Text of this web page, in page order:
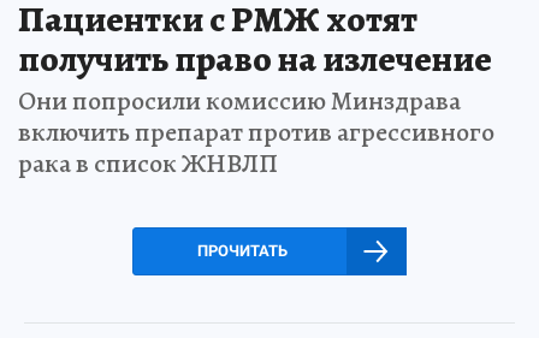
Пациентки с РМЖ хотят
получить право на излечение
Они попросили комиссию Минздрава
включить препарат против агрессивного
рака в список ЖНВЛП
ПРОЧИТАТЬ